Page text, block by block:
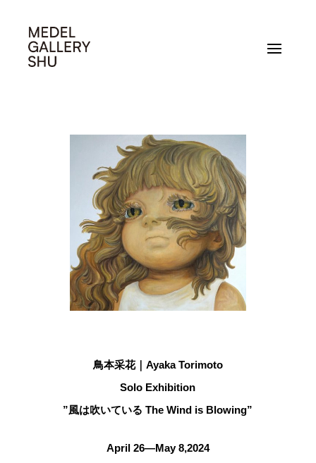
鳥本采花｜Ayaka Torimoto
Solo Exhibition
”風は吹いている The Wind is Blowing”
April 26―May 8,2024